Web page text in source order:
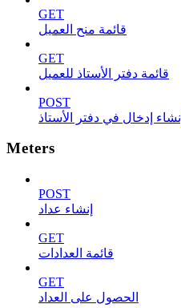
GET
قائمة منح العميل
GET
قائمة دفتر الأستاذ للعميل
POST
إنشاء إدخال في دفتر الأستاذ
Meters
POST
إنشاء عداد
GET
قائمة العدادات
GET
الحصول على العداد